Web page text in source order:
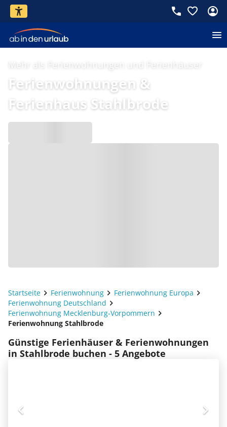
Mehr als Ferienwohnungen und Ferienhäuser
Ferienwohnungen &
Ferienhaus Stahlbrode
Startseite Ferienwohnung
Ferienwohnung Europa
Ferienwohnung Deutschland
Ferienwohnung Mecklenburg-Vorpommern
Ferienwohnung Stahlbrode
Günstige Ferienhäuser & Ferienwohnungen
in Stahlbrode buchen - 5 Angebote